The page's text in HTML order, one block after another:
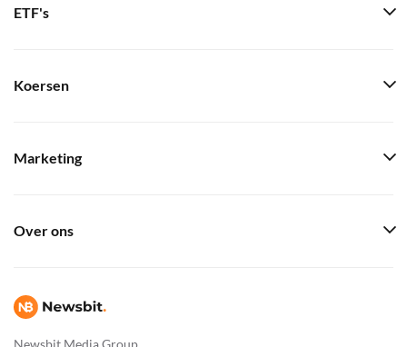
Newsbit Media Group
ETF's
Koersen
Marketing
Over ons